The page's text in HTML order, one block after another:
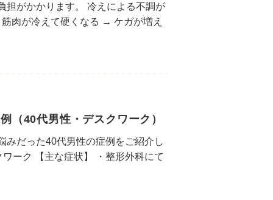
担がかかります。 冷えによる不調が
肉が冷えて硬くなる → ケガが増え
（40代男性・デスクワーク）
みだった40代男性の症例をご紹介し
ーク 【主な症状】 ・整形外科にて